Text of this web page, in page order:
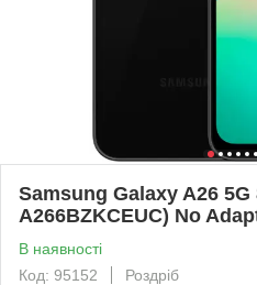
Samsung Galaxy A26
A266BZKCEUC) No
В наявності
Код: 95152
Роздріб